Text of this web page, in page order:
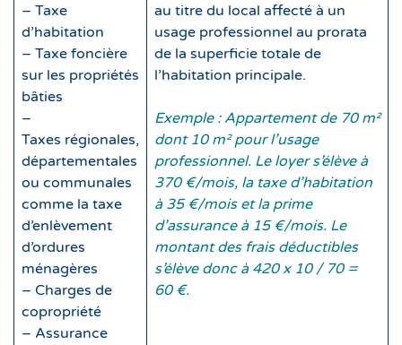
– Taxe
d’habitation
– Taxe foncière
sur les propriétés
bâties
–
Taxes régionales,
départementales
ou communales
comme la taxe
d’enlèvement
d’ordures
ménagères
– Charges de
copropriété
– Assurance
au titre du local affecté à un
usage professionnel au prorata
de la superficie totale de
l’habitation principale.
Exemple : Appartement de 70 m²
dont 10 m² pour l’usage
professionnel. Le loyer s’élève à
370 €/mois, la taxe d’habitation
à 35 €/mois et la prime
d’assurance à 15 €/mois. Le
montant des frais déductibles
s’élève donc à 420 x 10 / 70 =
60 €.